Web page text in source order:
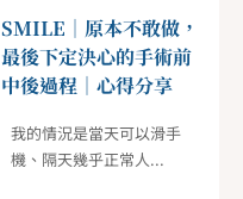
SMILE｜原本不敢做，
最後下定決心的手術前
中後過程｜心得分享
我的情況是當天可以滑手
機、隔天幾乎正常人...